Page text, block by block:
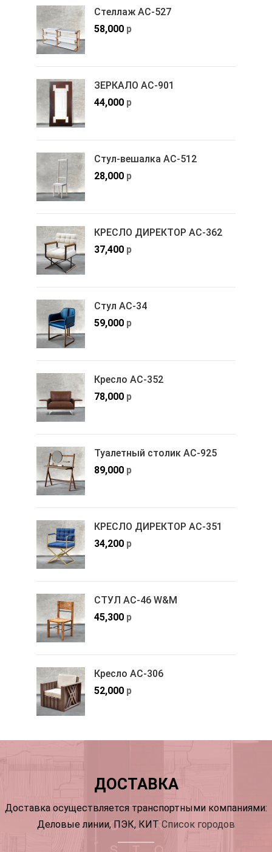
Стеллаж АС-527
58,000 р
ЗЕРКАЛО АС-901
44,000 р
Стул-вешалка АС-512
28,000 р
КРЕСЛО ДИРЕКТОР АС-362
37,400 р
Стул АС-34
59,000 р
Кресло АС-352
78,000 р
Туалетный столик АС-925
89,000 р
КРЕСЛО ДИРЕКТОР АС-351
34,200 р
СТУЛ АС-46 W&M
45,300 р
Кресло АС-306
52,000 р
ДОСТАВКА
Доставка осуществляется транспортными компаниями:
Деловые линии, ПЭК, КИТ Список городов